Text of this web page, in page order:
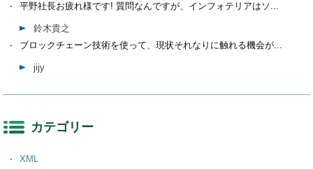
平野社長お疲れ様です! 質問なんですが、インフォテリアはソ...
鈴木貴之
ブロックチェーン技術を使って、現状それなりに触れる機会が...
jijy
カテゴリー
XML